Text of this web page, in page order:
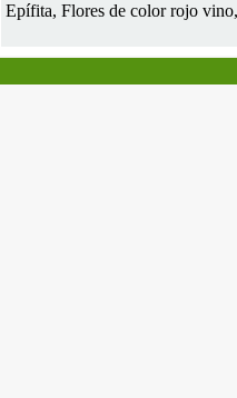
Epífita, Flores de color rojo